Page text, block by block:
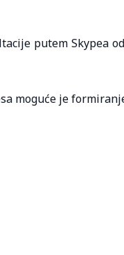
putem Skypea
moguće je